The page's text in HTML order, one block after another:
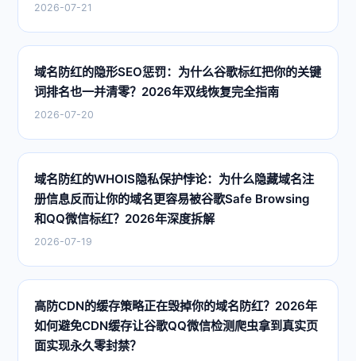
2026-07-21
域名防红的隐形SEO惩罚：为什么谷歌标红把你的关键
词排名也一并清零？2026年双线恢复完全指南
2026-07-20
域名防红的WHOIS隐私保护悖论：为什么隐藏域名注
册信息反而让你的域名更容易被谷歌Safe Browsing
和QQ微信标红？2026年深度拆解
2026-07-19
高防CDN的缓存策略正在毁掉你的域名防红？2026年
如何避免CDN缓存让谷歌QQ微信检测爬虫拿到真实页
面实现永久零封禁？